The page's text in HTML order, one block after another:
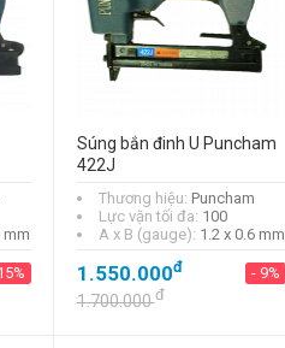
mm
Súng bắn đinh U Puncham
422J
Thương hiệu: Puncham
Lực vặn tối đa: 100
A x B (gauge): 1.2 x 0.6 mm
1.550.000đ - 9%
1.700.000đ